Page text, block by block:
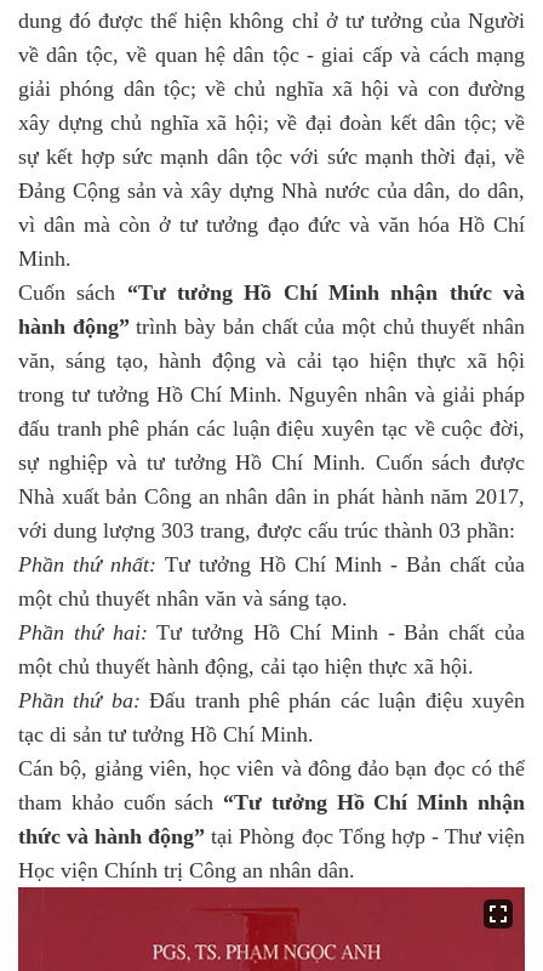
dung đó được thể hiện không chỉ ở tư tưởng của Người
về dân tộc, về quan hệ dân tộc - giai cấp và cách mạng
giải phóng dân tộc; về chủ nghĩa xã hội và con đường
xây dựng chủ nghĩa xã hội; về đại đoàn kết dân tộc; về
sự kết hợp sức mạnh dân tộc với sức mạnh thời đại, về
Đảng Cộng sản và xây dựng Nhà nước của dân, do dân,
vì dân mà còn ở tư tưởng đạo đức và văn hóa Hồ Chí
Minh.
Cuốn sách “Tư tưởng Hồ Chí Minh nhận thức và
hành động”trình bày bản chất của một chủ thuyết nhân
văn, sáng tạo, hành động và cải tạo hiện thực xã hội
trong tư tưởng Hồ Chí Minh. Nguyên nhân và giải pháp
đấu tranh phê phán các luận điệu xuyên tạc về cuộc đời,
sự nghiệp và tư tưởng Hồ Chí Minh. Cuốn sách được
Nhà xuất bản Công an nhân dân in phát hành năm 2017,
với dung lượng 303 trang, được cấu trúc thành 03 phần:
Phần thứ nhất: Tư tưởng Hồ Chí Minh - Bản chất của
một chủ thuyết nhân văn và sáng tạo.
Phần thứ hai: Tư tưởng Hồ Chí Minh - Bản chất của
một chủ thuyết hành động, cải tạo hiện thực xã hội.
Phần thứ ba: Đấu tranh phê phán các luận điệu xuyên
tạc di sản tư tưởng Hồ Chí Minh.
Cán bộ, giảng viên, học viên và đông đảo bạn đọc có thể
tham khảo cuốn sách “Tư tưởng Hồ Chí Minh nhận
thức và hành động” tại Phòng đọc Tổng hợp - Thư viện
Học viện Chính trị Công an nhân dân.